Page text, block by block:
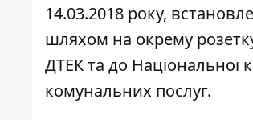
14.03.2018 року,
шляхом на окрему
ДТЕК та до Національної
комунальних послуг.